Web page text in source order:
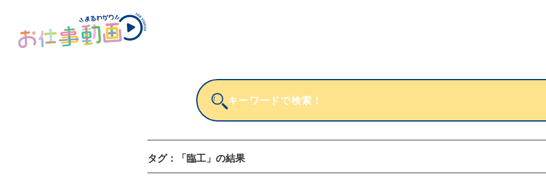
タグ： 「臨工」 の結果